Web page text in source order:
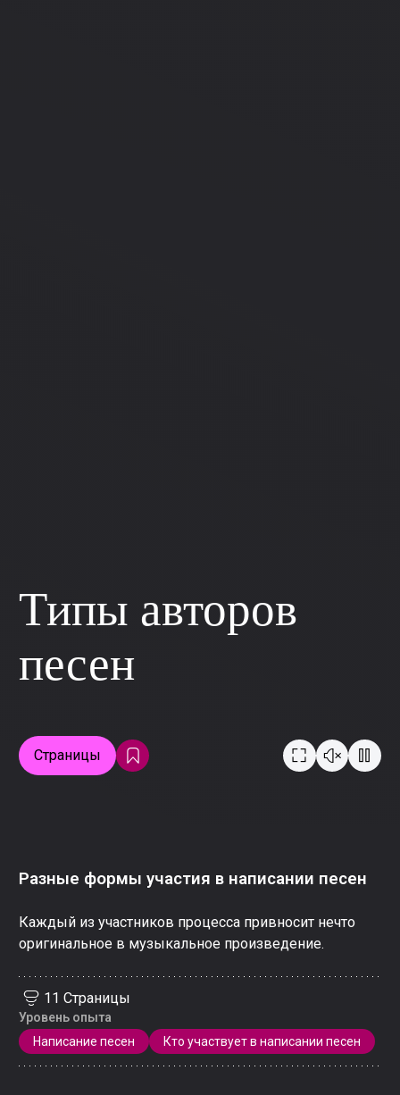
Типы авторов
песен
Страницы
Разные формы участия в написании песен
Каждый из участников процесса привносит нечто
оригинальное в музыкальное произведение.
11 Страницы
Уровень опыта
Написание песен
Кто участвует в написании песен